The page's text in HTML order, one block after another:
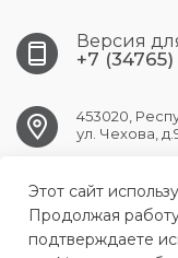
Версия
+7 (34765)
453020,
ул. Чехова,
Этот сайт
Продолжая
подтверждаете